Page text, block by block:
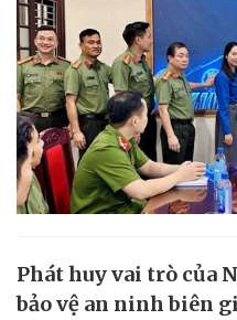
Phát huy vai trò của
bảo vệ an ninh biên